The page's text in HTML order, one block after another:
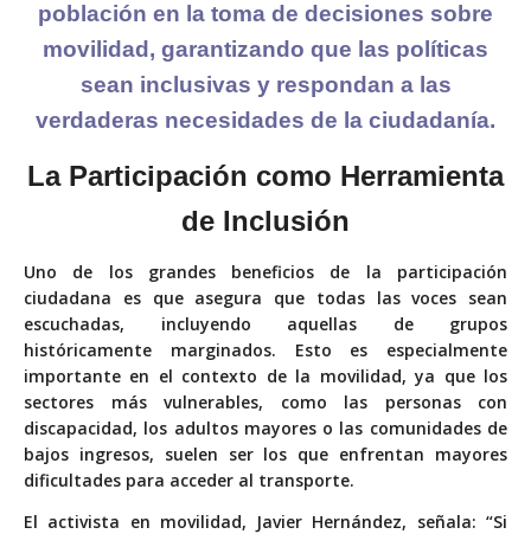
población en la toma de decisiones sobre
movilidad, garantizando que las políticas
sean inclusivas y respondan a las
verdaderas necesidades de la ciudadanía.
La Participación como Herramienta
de Inclusión
Uno de los grandes beneficios de la participación
ciudadana es que asegura que todas las voces sean
escuchadas, incluyendo aquellas de grupos
históricamente marginados. Esto es especialmente
importante en el contexto de la movilidad, ya que los
sectores más vulnerables, como las personas con
discapacidad, los adultos mayores o las comunidades de
bajos ingresos, suelen ser los que enfrentan mayores
dificultades para acceder al transporte.
El activista en movilidad, Javier Hernández, señala: “Si